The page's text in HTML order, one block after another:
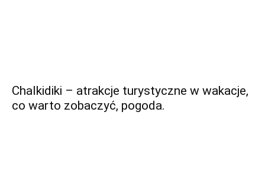
Chalkidiki – atrakcje turystyczne w wakacje,
co warto zobaczyć, pogoda.